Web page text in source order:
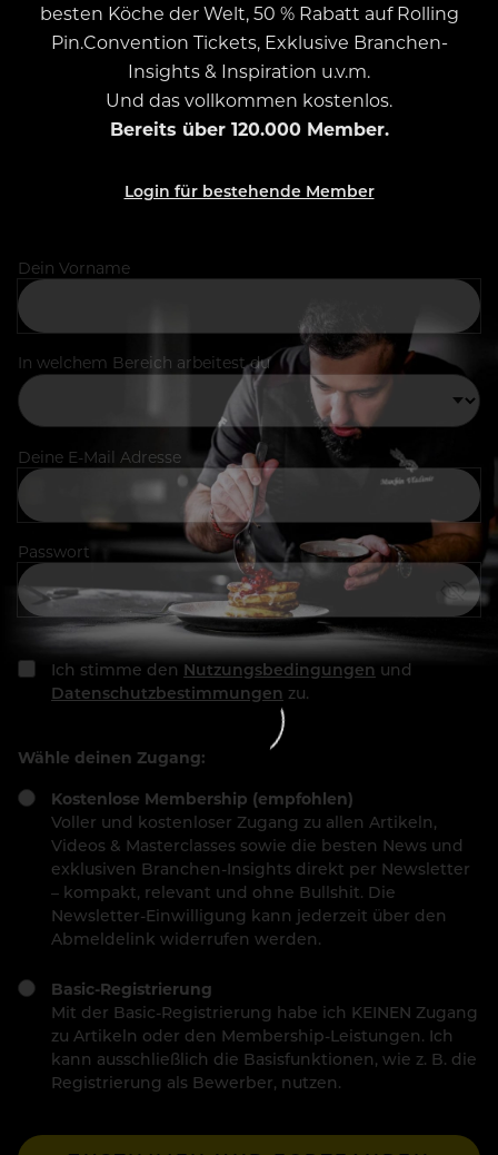
besten Köche der Welt, 50 % Rabatt auf Rolling
Pin.Convention Tickets, Exklusive Branchen-
Insights & Inspiration u.v.m.
Und das vollkommen kostenlos.
Bereits über 120.000 Member.
Login für bestehende Member
Dein Vorname
In welchem Bereich arbeitest du
Deine E-Mail Adresse
Passwort
Ich stimme den Nutzungsbedingungen und
Datenschutzbestimmungen zu.
Wähle deinen Zugang:
Kostenlose Membership (empfohlen)
Voller und kostenloser Zugang zu allen Artikeln,
Videos & Masterclasses sowie die besten News und
exklusiven Branchen-Insights direkt per Newsletter
– kompakt, relevant und ohne Bullshit. Die
Newsletter-Einwilligung kann jederzeit über den
Abmeldelink widerrufen werden.
Basic-Registrierung
Mit der Basic-Registrierung habe ich KEINEN Zugang
zu Artikeln oder den Membership-Leistungen. Ich
kann ausschließlich die Basisfunktionen, wie z. B. die
Registrierung als Bewerber, nutzen.